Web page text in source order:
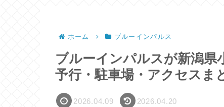
ホーム ブルーインパルス
ブルーインパルスが新潟県
予行・駐車場・アクセスま
2026.04.09 2026.04.20